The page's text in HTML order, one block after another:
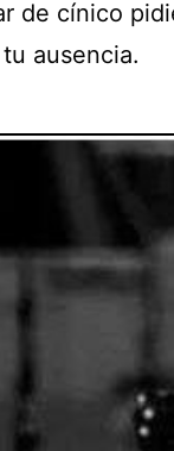
de cínico
ausencia.